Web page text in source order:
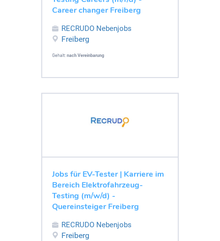
Career changer Freiberg
RECRUDO Nebenjobs
Freiberg
Gehalt: nach Vereinbarung
Jobs für EV-Tester | Karriere im
Bereich Elektrofahrzeug-
Testing (m/w/d) -
Quereinsteiger Freiberg
RECRUDO Nebenjobs
Freiberg